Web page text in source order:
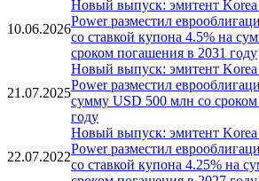
Новости
10.06.2026
Новый выпуск: эмитент
Power разместил
со ставкой купона 4.5% на
сроком погашения в 2031 году
21.07.2025
Новый выпуск: эмитент
Power разместил
сумму USD 500 млн со сроком
году